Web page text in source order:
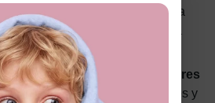
el día en que se unió a la
especial, un recuerdo o una
de recortes titulado “Por qué eres
lleno de dibujos, mensajes y